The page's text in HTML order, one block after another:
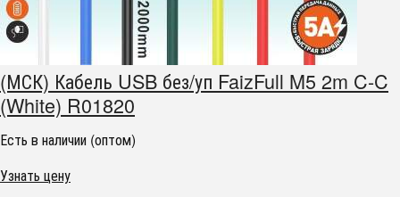
(МСК) Кабель USB без/уп FaizFull M5 2m C-C
(White) R01820
Есть в наличии (оптом)
Узнать цену